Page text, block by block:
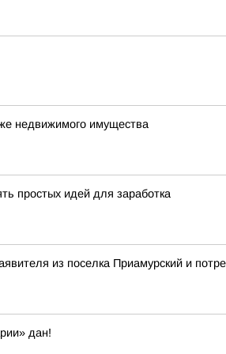
недвижимого имущества
простых идей для заработка
из поселка Приамурский и
дан!